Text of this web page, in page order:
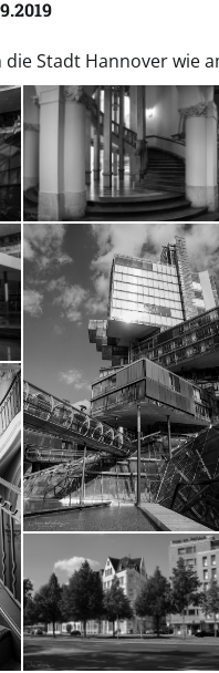
Stadt Hannover wie